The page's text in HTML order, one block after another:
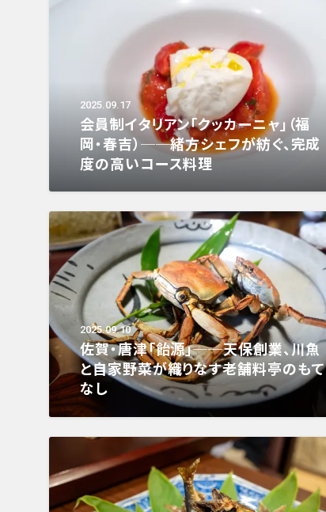
2025.09.17
会員制イタリアン「クッカーニャ」（福
岡・春吉）──緒方シェフが紡ぐ、完成
度の高いコース料理
2025.09.10
佐賀・唐津「飴源」──天保創業、川魚
と自家野菜が織りなす老舗料亭のもて
なし